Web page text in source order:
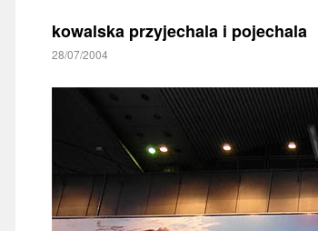
kowalska przyjechala i pojechala
28/07/2004